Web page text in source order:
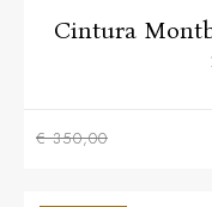
Cintura
€ 350,00